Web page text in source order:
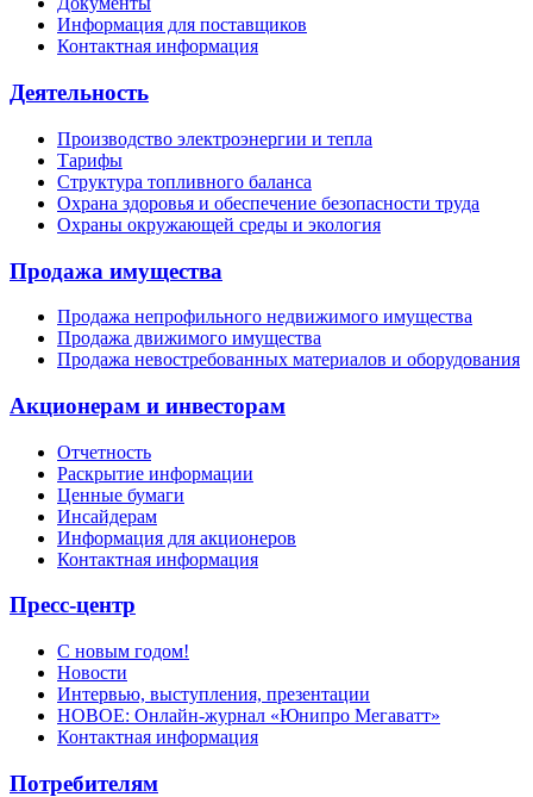
Информация для поставщиков
Контактная информация
Деятельность
Производство электроэнергии и тепла
Тарифы
Структура топливного баланса
Охрана здоровья и обеспечение безопасности труда
Охраны окружающей среды и экология
Продажа имущества
Продажа непрофильного недвижимого имущества
Продажа движимого имущества
Продажа невостребованных материалов и оборудования
Акционерам и инвесторам
Отчетность
Раскрытие информации
Ценные бумаги
Инсайдерам
Информация для акционеров
Контактная информация
Пресс-центр
С новым годом!
Новости
Интервью, выступления, презентации
НОВОЕ: Онлайн-журнал «Юнипро Мегаватт»
Контактная информация
Потребителям